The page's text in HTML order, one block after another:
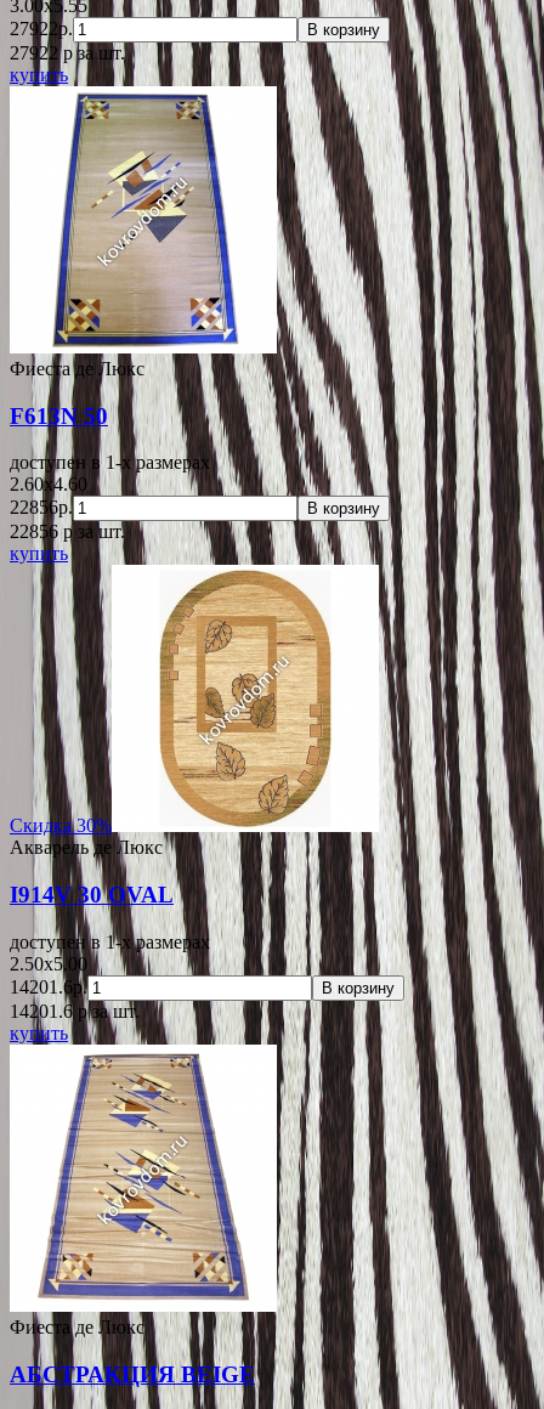
3.00x5.55
27922р.
В корзину
27922 pза шт.
купить
Фиеста де Люкс
F613N 50
доступен в 1-x размерах
2.60x4.60
22856р.
В корзину
22856 p за шт.
купить
Скидка 30%
Акварель де Люкс
I914V 30 OVAL
доступен в 1-x размерах
2.50x5.00
14201.6р.
В корзину
14201.6 pза шт.
купить
Фиеста де Люкс
АБСТРАКЦИЯ BEIGE